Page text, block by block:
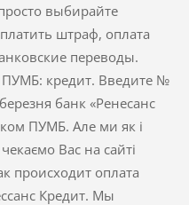
выбирайте
штраф, оплата
переводы.
кредит. Введите №
банк «Ренесанс
ПУМБ. Але ми як і
Вас на сайті
происходит оплата
Кредит. Мы